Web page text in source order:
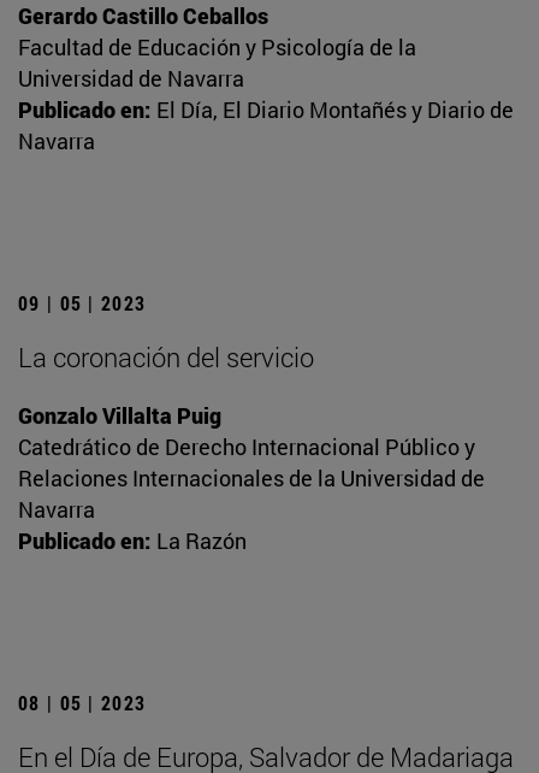
Gerardo Castillo Ceballos
Facultad de Educación y Psicología de la
Universidad de Navarra
Publicado en: El Día, El Diario Montañés y Diario de
Navarra
09 | 05 | 2023
La coronación del servicio
Gonzalo Villalta Puig
Catedrático de Derecho Internacional Público y
Relaciones Internacionales de la Universidad de
Navarra
Publicado en: La Razón
08 | 05 | 2023
En el Día de Europa, Salvador de Madariaga